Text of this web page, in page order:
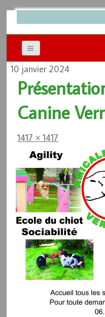
10 janvier 2024
Canine
1417 × 1417